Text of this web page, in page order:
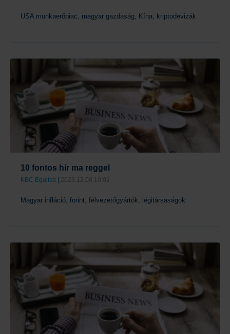
USA munkaerőpiac, magyar gazdaság, Kína, kriptodevizák
10 fontos hír ma reggel
KBC Equitas 2023.12.08 10:02
Magyar infláció, forint, félvezetőgyártók, légitársaságok